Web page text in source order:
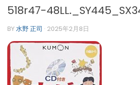
518r47-
BY水野 正司 · 2025年2月8日